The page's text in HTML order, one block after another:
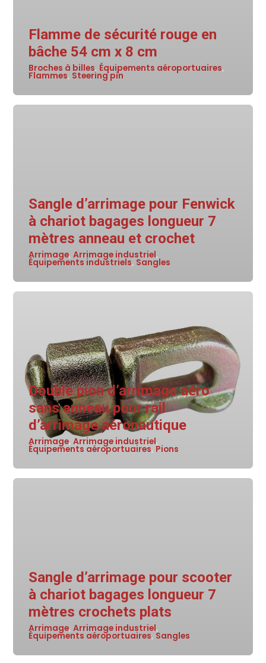
Flamme de sécurité rouge en
bâche 54 cm x 8 cm
Broches à billes, Équipements aéroportuaires,
Flammes, Steering pin
Sangle d’arrimage pour Fenwick
à chariot bagages longueur 7
mètres anneau et crochet
Arrimage, Arrimage industriel,
Équipements industriels, Sangles
Double pion d’arrimage aéro
sans anneau pour rail
d’arrimage aéronautique
Arrimage, Arrimage industriel,
Équipements aéroportuaires, Pions
Sangle d’arrimage pour scooter
à chariot bagages longueur 7
mètres crochets plats
Arrimage, Arrimage industriel,
Équipements aéroportuaires, Sangles